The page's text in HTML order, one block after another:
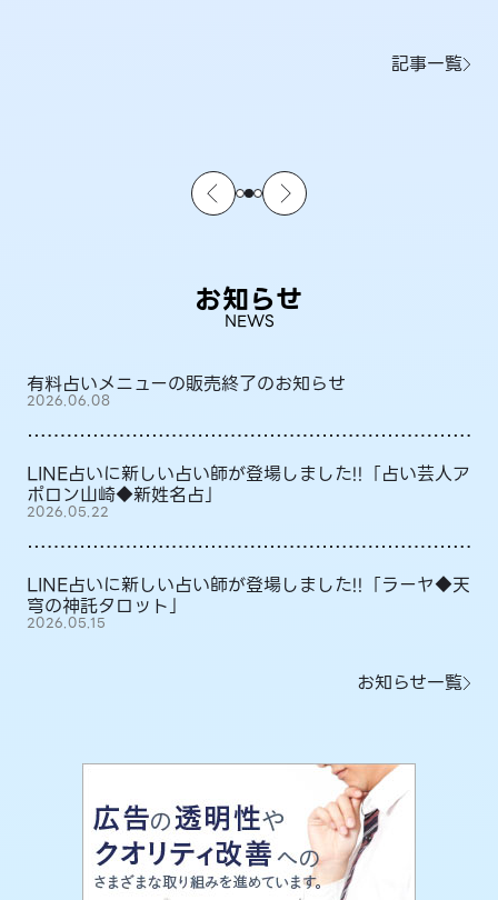
記事一覧
お知らせ
NEWS
有料占いメニューの販売終了のお知らせ
2026.06.08
LINE占いに新しい占い師が登場しました!!「占い芸人ア
ポロン山崎◆新姓名占」
2026.05.22
LINE占いに新しい占い師が登場しました!!「ラーヤ◆天
穹の神託タロット」
2026.05.15
お知らせ一覧